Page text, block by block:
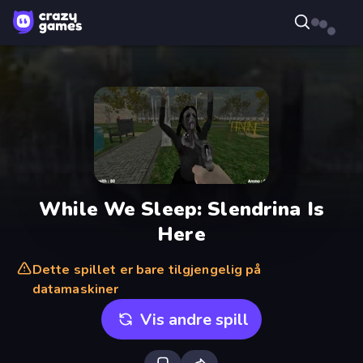
While We Sleep: Slendrina Is
Here
Dette spillet er bare tilgjengelig på
datamaskiner
Vis andre spill